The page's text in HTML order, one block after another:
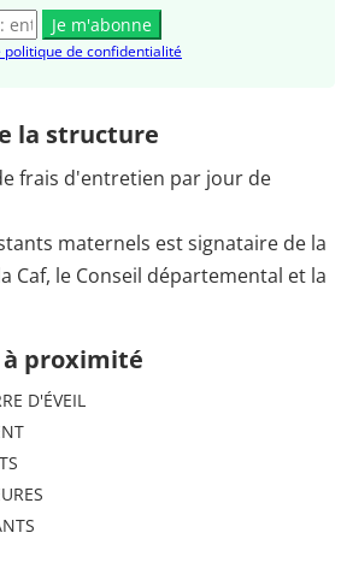
Je m'abonne
politique de confidentialité
la structure
frais d'entretien par jour de
maternels est signataire de la
Caf, le Conseil départemental et la
à proximité
D'ÉVEIL